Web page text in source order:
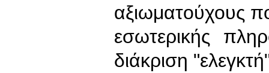
αξιωματούχους
εσωτερικής
διάκριση